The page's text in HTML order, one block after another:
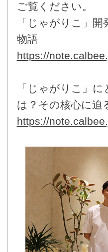
ご覧ください。
「じゃがりこ」
物語
https://
「じゃがりこ」
は？その核心に迫
https://